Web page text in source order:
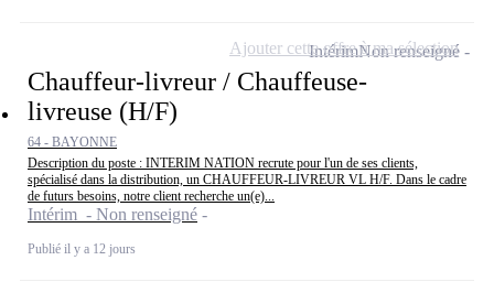
Chauffeur-livreur / Chauffeuse-
livreuse (H/F)
64 - BAYONNE
Description du poste : INTERIM NATION recrute pour l'un de ses clients,
spécialisé dans la distribution, un CHAUFFEUR-LIVREUR VL H/F. Dans le cadre
de futurs besoins, notre client recherche un(e)...
Intérim - Non renseigné
Publié il y a 12 jours
IntérimNon renseigné
Ajouter cette offre à ma sélection